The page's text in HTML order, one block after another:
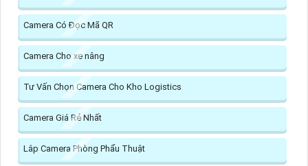
Camera Có Đọc Mã QR
Camera Cho xe nâng
Tư Vấn Chọn Camera Cho Kho Logistics
Camera Giá Rẻ Nhất
Lắp Camera Phòng Phẩu Thuật